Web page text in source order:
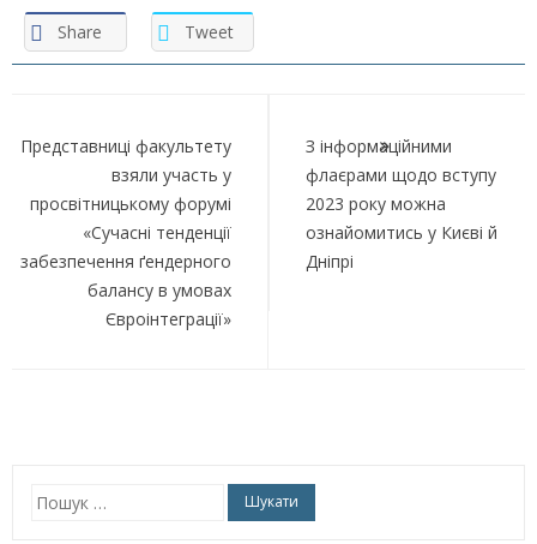
Share
Tweet
записів
Представниці факультету
взяли участь у
просвітницькому форумі
«Сучасні тенденції
забезпечення ґендерного
балансу в умовах
Євроінтеграції»
З інформаційними
флаєрами щодо вступу
2023 року можна
ознайомитись у Києві й
Дніпрі
Пошук: